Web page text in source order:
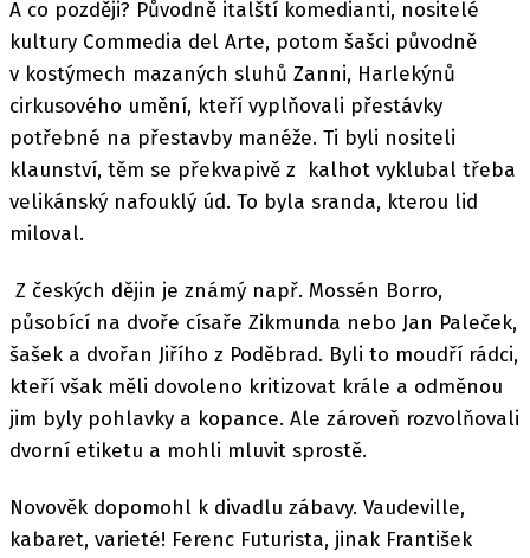
A co později? Původně italští komedianti, nositelé
kultury Commedia del Arte, potom šašci původně
v kostýmech mazaných sluhů Zanni, Harlekýnů
cirkusového umění, kteří vyplňovali přestávky
potřebné na přestavby manéže. Ti byli nositeli
klaunství, těm se překvapivě z kalhot vyklubal třeba
velikánský nafouklý úd. To byla sranda, kterou lid
miloval.
Z českých dějin je známý např. Mossén Borro,
působící na dvoře císaře Zikmunda nebo Jan Paleček,
šašek a dvořan Jiřího z Poděbrad. Byli to moudří rádci,
kteří však měli dovoleno kritizovat krále a odměnou
jim byly pohlavky a kopance. Ale zároveň rozvolňovali
dvorní etiketu a mohli mluvit sprostě.
Novověk dopomohl k divadlu zábavy. Vaudeville,
kabaret, varieté! Ferenc Futurista, jinak František